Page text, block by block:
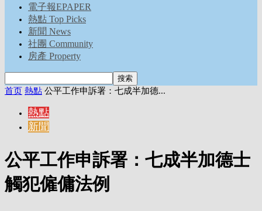
電子報EPAPER
熱點 Top Picks
新聞 News
社團 Community
房產 Property
首页 熱點 公平工作申訴署：七成半加德...
熱點
新聞
公平工作申訴署：七成半加德士
觸犯僱傭法例